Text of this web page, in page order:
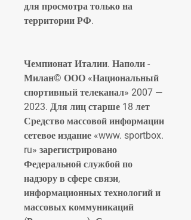
для просмотра только на
территории РФ.
Чемпионат Италии. Наполи -
Милан© ООО «Национальный
спортивный телеканал» 2007 —
2023. Для лиц старше 18 лет
Средство массовой информации
сетевое издание «www. sportbox.
ru» зарегистрировано
Федеральной службой по
надзору в сфере связи,
информационных технологий и
массовых коммуникаций